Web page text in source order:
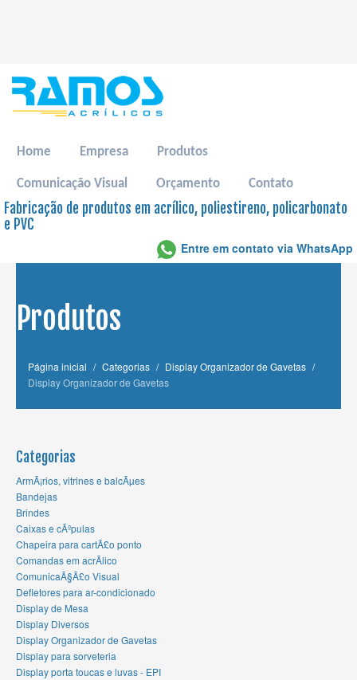
Home Empresa Produtos
Comunicação Visual Orçamento Contato
Fabricação de produtos em acrílico, poliestireno, policarbonato
e PVC
Entre em contato via WhatsApp
Produtos
Página inicial / Categorias / Display Organizador de Gavetas /
Display Organizador de Gavetas
Categorias
ArmÃ¡rios, vitrines e balcÃµes
Bandejas
Brindes
Caixas e cÃºpulas
Chapeira para cartÃ£o ponto
Comandas em acrÃ­lico
ComunicaÃ§Ã£o Visual
Defletores para ar-condicionado
Display de Mesa
Display Diversos
Display Organizador de Gavetas
Display para sorveteria
Display porta toucas e luvas - EPI